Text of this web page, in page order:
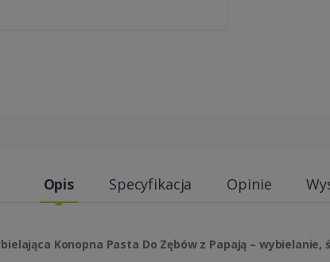
Opis Specyfikacja Opinie
Konopna Pasta Do Zębów z Papają – wybielanie,